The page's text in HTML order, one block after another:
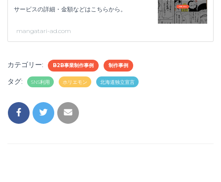
サービスの詳細・金額などはこちらから。
mangatari-ad.com
カテゴリー: B2B事業制作事例 制作事例
タグ: SNS利用 ホリエモン 北海道独立宣言